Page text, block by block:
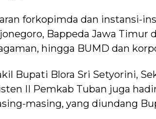
forkopimda dan instansi-
Bappeda Jawa Timur
hingga BUMD dan
Bupati Blora Sri Setyorini,
II Pemkab Tuban juga
masing, yang diundang